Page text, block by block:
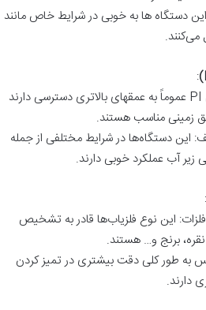
دستگاه‌ ها به خوبی در شرایط خاص مانند
:
عمق تشخیص بالا: فلزیاب‌های PI عموماً به عمقهای بالاتری دسترسی دارند
زمینی مناسب هستند.
این دستگاه‌ها در شرایط مختلفی از جمله
آب عملکرد خوبی دارند.
:
این نوع فلزیاب‌ها قادر به تشخیص
برنج و… هستند.
به طور کلی دقت بیشتری در تمیز کردن
دارند.